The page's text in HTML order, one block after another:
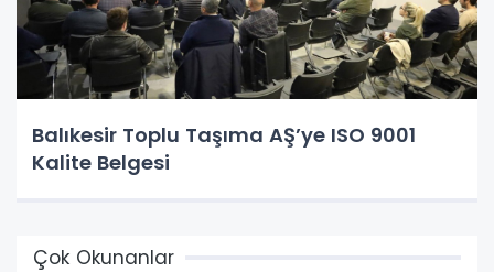
Balıkesir Toplu Taşıma AŞ’ye ISO 9001
Kalite Belgesi
Çok Okunanlar